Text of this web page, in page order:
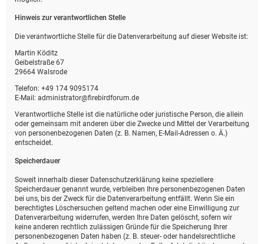
Hinweis zur verantwortlichen Stelle
Die verantwortliche Stelle für die Datenverarbeitung auf dieser Website ist:
Martin Köditz
Geibelstraße 67
29664 Walsrode
Telefon: +49 174 9095174
E-Mail: administrator@firebirdforum.de
Verantwortliche Stelle ist die natürliche oder juristische Person, die allein
oder gemeinsam mit anderen über die Zwecke und Mittel der Verarbeitung
von personenbezogenen Daten (z. B. Namen, E-Mail-Adressen o. Ä.)
entscheidet.
Speicherdauer
Soweit innerhalb dieser Datenschutzerklärung keine speziellere
Speicherdauer genannt wurde, verbleiben Ihre personenbezogenen Daten
bei uns, bis der Zweck für die Datenverarbeitung entfällt. Wenn Sie ein
berechtigtes Löschersuchen geltend machen oder eine Einwilligung zur
Datenverarbeitung widerrufen, werden Ihre Daten gelöscht, sofern wir
keine anderen rechtlich zulässigen Gründe für die Speicherung Ihrer
personenbezogenen Daten haben (z. B. steuer- oder handelsrechtliche